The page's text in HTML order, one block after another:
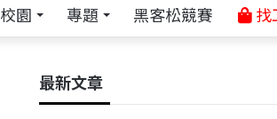
校園 專題 黑客松競賽 找
最新文章